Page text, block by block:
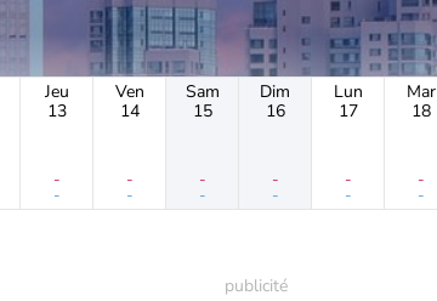
Jeu
13
-
-
Ven
14
-
-
Sam
15
-
-
Dim
16
-
-
Lun
17
-
-
Mar
18
-
-